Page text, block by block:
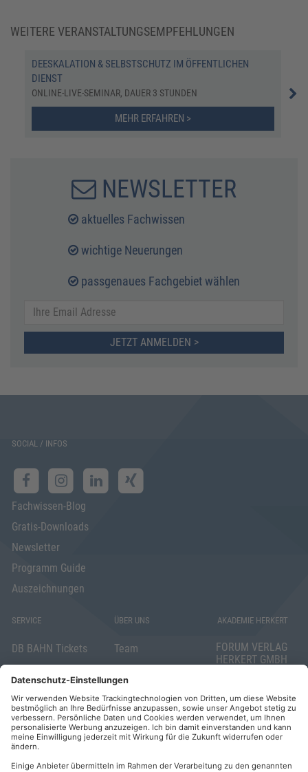
WEITERE VERANSTALTUNGSEMPFEHLUNGEN
DEESKALATION & SELBSTSCHUTZ IM ÖFFENTLICHEN
DIENST
ONLINE-LIVE-SEMINAR, DAUER 3 STUNDEN
MEHR ERFAHREN >
NEWSLETTER
aktuelles Fachwissen
wichtige Neuerungen
passgenaues Fachgebiet wählen
JETZT ANMELDEN >
SOCIAL / INFOS
Fachwissen-Blog
Gratis-Downloads
Newsletter
Programm Guide
Auszeichnungen
SERVICE
DB BAHN Tickets
Veranstaltungsunterlagen
Widerrufsrecht
für Verbraucher
Elektronischer
Geschäftsverkehr
ÜBER UNS
Team
Die AKADEMIE
HERKERT
FORUM VERLAG
HERKERT
Kontakt
AKADEMIE HERKERT
FORUM VERLAG
HERKERT GMBH
86504 Merching
Telefon: +49
(0)8233 381-123
Telefax: +49
E-Mail: